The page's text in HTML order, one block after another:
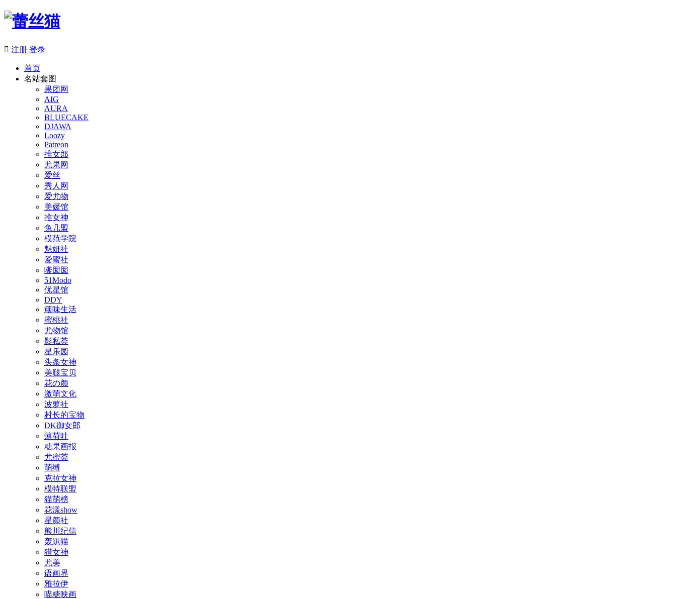
 注册 登录
首页
名站套图
果团网
AIG
AURA
BLUECAKE
DJAWA
Loozy
Patreon
推女郎
尤果网
爱丝
秀人网
爱尤物
美媛馆
推女神
兔几盟
模范学院
魅妍社
爱蜜社
嗲囡囡
51Modo
优星馆
DDY
顽味生活
蜜桃社
尤物馆
影私荟
星乐园
头条女神
美腿宝贝
花の颜
激萌文化
波萝社
村长的宝物
DK御女郎
薄荷叶
糖果画报
尤蜜荟
萌缚
克拉女神
模特联盟
猫萌榜
花漾show
星颜社
熊川纪信
轰趴猫
猎女神
尤美
语画界
雅拉伊
喵糖映画